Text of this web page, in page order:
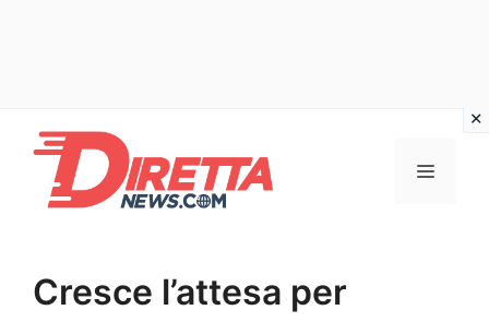
contenuto
Menu
Cresce l’attesa per